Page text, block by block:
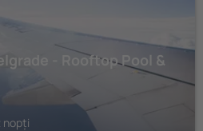
- Rooftop Pool &
nopți